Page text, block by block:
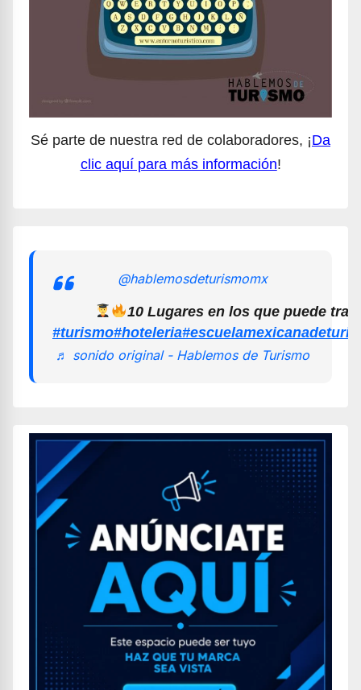
Sé parte de nuestra red de colaboradores, ¡Da
clic aquí para más información!
@hablemosdeturismomx
10 Lugares en los que puede
#turismo#hoteleria
♬ sonido original - Hablemos de Turismo